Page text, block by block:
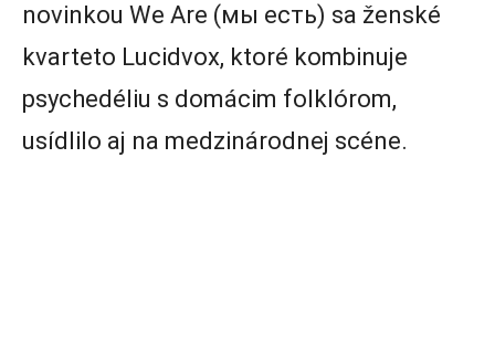
novinkou We Are (мы есть) sa ženské
kvarteto Lucidvox, ktoré kombinuje
psychedéliu s domácim folklórom,
usídlilo aj na medzinárodnej scéne.